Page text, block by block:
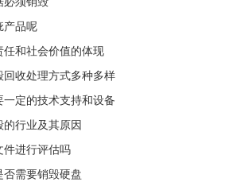
产品呢
和社会价值的体现
回收处理方式多种多样
定的技术支持和设备
行业及其原因
件进行评估吗
需要销毁硬盘